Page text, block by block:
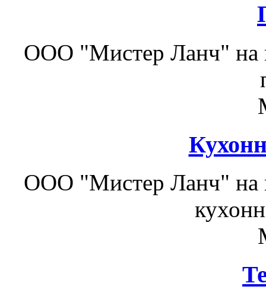
ООО "Мистер Ланч" на
ООО "Мистер Ланч" на